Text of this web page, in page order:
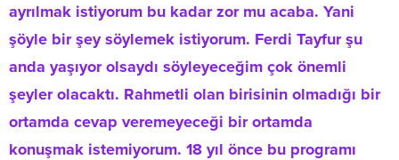
ayrılmak istiyorum bu kadar zor mu acaba. Yani
şöyle bir şey söylemek istiyorum. Ferdi Tayfur şu
anda yaşıyor olsaydı söyleyeceğim çok önemli
şeyler olacaktı. Rahmetli olan birisinin olmadığı bir
ortamda cevap veremeyeceği bir ortamda
konuşmak istemiyorum. 18 yıl önce bu programı